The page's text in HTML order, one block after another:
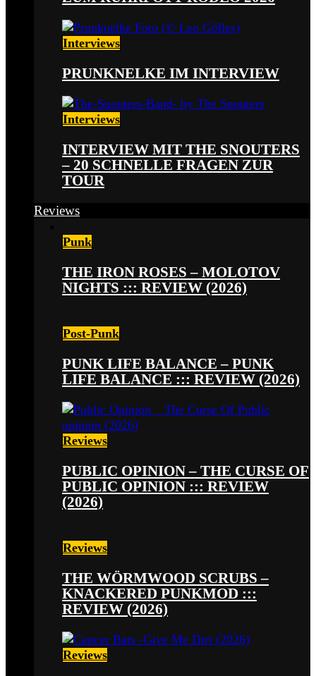
Interviews
PRUNKNELKE IM INTERVIEW
Interviews
INTERVIEW MIT THE SNOUTERS
– 20 SCHNELLE FRAGEN ZUR
TOUR
Reviews
Punk
THE IRON ROSES – MOLOTOV
NIGHTS ::: REVIEW (2026)
Post-Punk
PUNK LIFE BALANCE – PUNK
LIFE BALANCE ::: REVIEW (2026)
Reviews
PUBLIC OPINION – THE CURSE OF
PUBLIC OPINION ::: REVIEW
(2026)
Reviews
THE WÖRMWOOD SCRUBS –
KNACKERED PUNKMOD :::
REVIEW (2026)
Reviews